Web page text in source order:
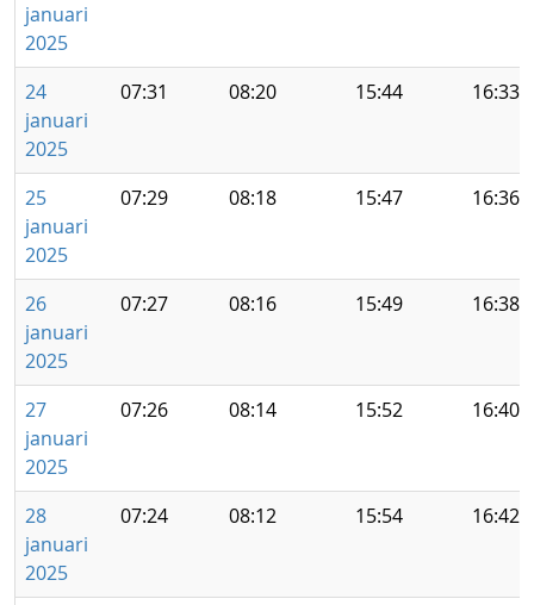
januari
2025
24
januari
2025
07:31 08:20 15:44 16:33
25
januari
2025
07:29 08:18 15:47 16:36
26
januari
2025
07:27 08:16 15:49 16:38
27
januari
2025
07:26 08:14 15:52 16:40
28
januari
2025
07:24 08:12 15:54 16:42